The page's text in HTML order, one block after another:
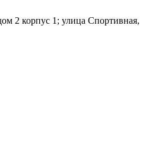
2 корпус 1; улица Спортивная,